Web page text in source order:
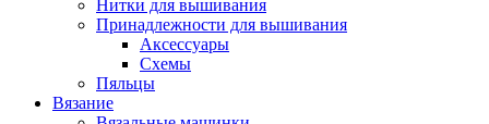
Нитки для вышивания
Принадлежности для вышивания
Аксессуары
Схемы
Пяльцы
Вязание